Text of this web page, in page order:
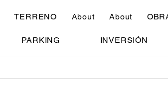
TERRENO About About
PARKING INVERSIÓN